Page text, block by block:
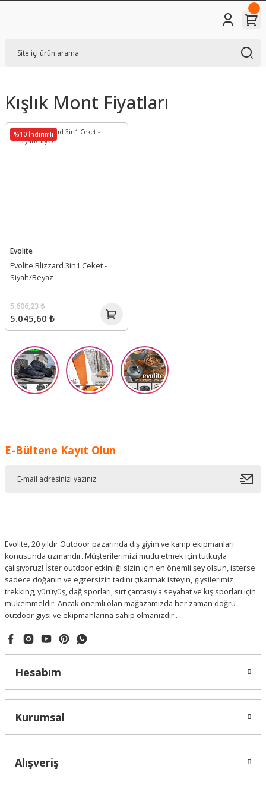
Kışlık Mont Fiyatları
%10 İndirimli
Evolite
Evolite Blizzard 3in1 Ceket -
Siyah/Beyaz
5.045,60 ₺
5.606,23 ₺
E-Bültene Kayıt Olun
Evolite, 20 yıldır Outdoor pazarında dış giyim ve kamp ekipmanları
konusunda uzmandır. Müşterilerimizi mutlu etmek için tutkuyla
çalışıyoruz! İster outdoor etkinliği sizin için en önemli şey olsun, isterse
sadece doğanın ve egzersizin tadını çıkarmak isteyin, giysilerimiz
trekking, yürüyüş, dağ sporları, sırt çantasıyla seyahat ve kış sporları için
mükemmeldir. Ancak önemli olan mağazamızda her zaman doğru
outdoor giysi ve ekipmanlarına sahip olmanızdır..
Hesabım
Kurumsal
Alışveriş